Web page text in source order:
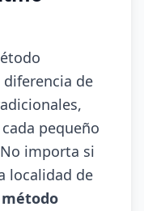
de
pequeño
importa si
localidad de